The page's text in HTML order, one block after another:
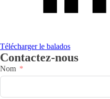
Télécharger le balados
Contactez-nous
Nom